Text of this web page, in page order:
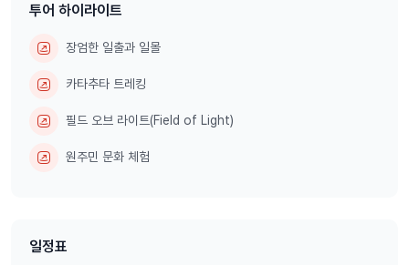
투어 하이라이트
장엄한 일출과 일몰
카타추타 트레킹
필드 오브 라이트(Field of Light)
원주민 문화 체험
일정표